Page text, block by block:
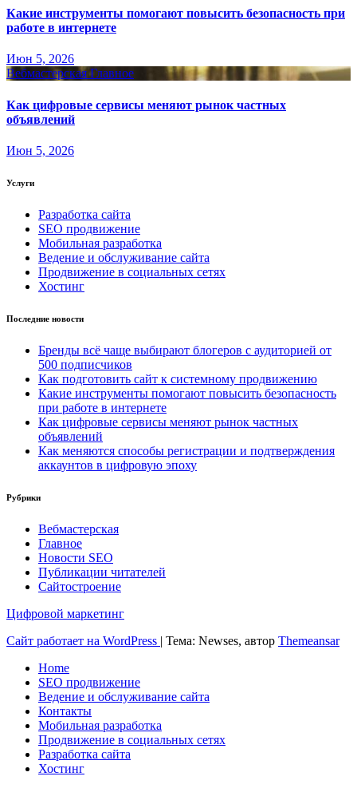
Какие инструменты помогают повысить безопасность при
работе в интернете
Июн 5, 2026
Вебмастерская Главное
Как цифровые сервисы меняют рынок частных
объявлений
Июн 5, 2026
Услуги
Разработка сайта
SEO продвижение
Мобильная разработка
Ведение и обслуживание сайта
Продвижение в социальных сетях
Хостинг
Последние новости
Бренды всё чаще выбирают блогеров с аудиторией от
500 подписчиков
Как подготовить сайт к системному продвижению
Какие инструменты помогают повысить безопасность
при работе в интернете
Как цифровые сервисы меняют рынок частных
объявлений
Как меняются способы регистрации и подтверждения
аккаунтов в цифровую эпоху
Рубрики
Вебмастерская
Главное
Новости SEO
Публикации читателей
Сайтостроение
Цифровой маркетинг
Сайт работает на WordPress | Тема: Newses, автор Themeansar
Home
SEO продвижение
Ведение и обслуживание сайта
Контакты
Мобильная разработка
Продвижение в социальных сетях
Разработка сайта
Хостинг